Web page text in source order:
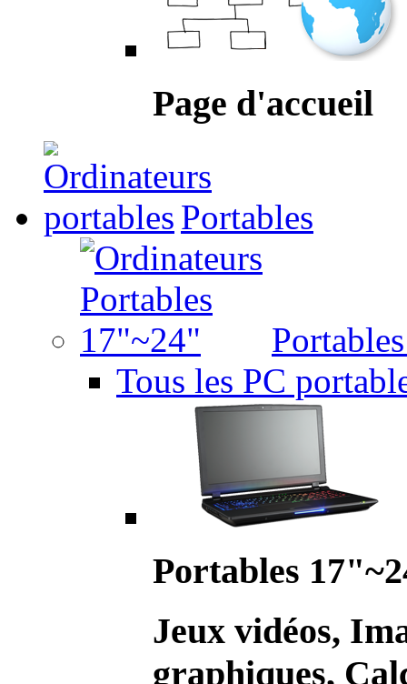
Page d'accueil
Portables
Tous les PC
Portables
Jeux vidéos,
graphiques,